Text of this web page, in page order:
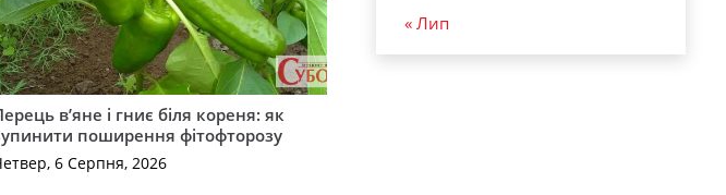
в’яне і гниє біля кореня: як
поширення фітофторозу
6 Серпня, 2026
« Лип